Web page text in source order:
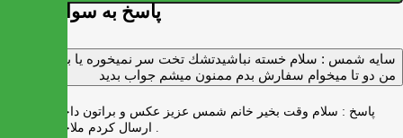
پاسخ به سوالات شما
سايه شمس : سلام خسته نباشيدتشك تخت سر نميخوره يا برنميگرده
من دو تا ميخوام سفارش بدم ممنون ميشم جواب بديد
پاسخ : سلام وقت بخیر خانم شمس عزیز عکس و براتون داخل واتس اپ